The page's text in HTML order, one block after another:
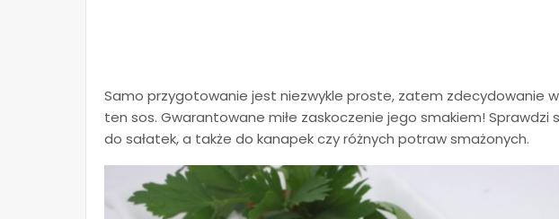
Samo przygotowanie jest niezwykle proste, zatem zdecydowanie
ten sos. Gwarantowane miłe zaskoczenie jego smakiem! Sprawdzi
do sałatek, a także do kanapek czy różnych potraw smażonych.